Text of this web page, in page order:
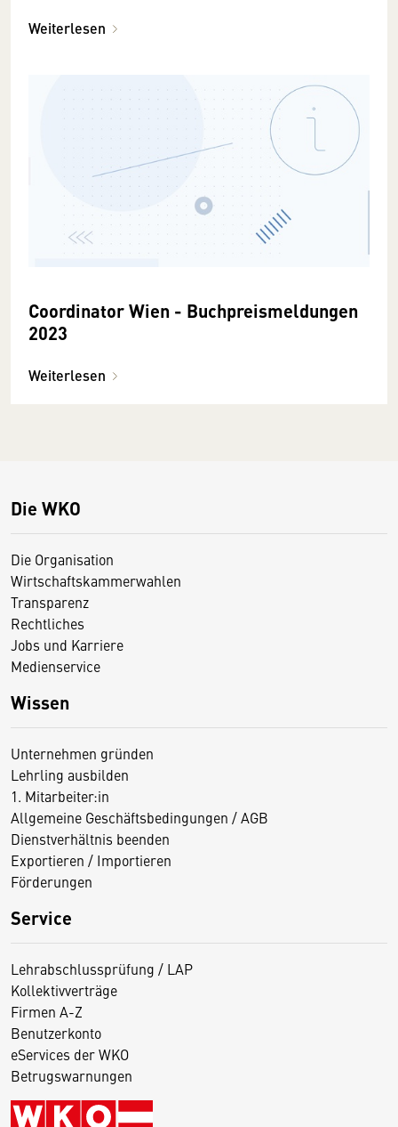
Weiterlesen
Coordinator Wien - Buchpreismeldungen
2023
Weiterlesen
Die WKO
Die Organisation
Wirtschaftskammerwahlen
Transparenz
Rechtliches
Jobs und Karriere
Medienservice
Wissen
Unternehmen gründen
Lehrling ausbilden
1. Mitarbeiter:in
Allgemeine Geschäftsbedingungen / AGB
Dienstverhältnis beenden
Exportieren / Importieren
Förderungen
Service
Lehrabschlussprüfung / LAP
Kollektivverträge
Firmen A-Z
Benutzerkonto
eServices der WKO
Betrugswarnungen